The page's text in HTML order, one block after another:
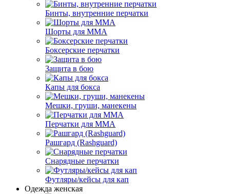
Бинты, внутренние перчатки
Шорты для ММА
Боксерские перчатки
Защита в бою
Капы для бокса
Мешки, груши, манекены
Перчатки для ММА
Рашгард (Rashguard)
Снарядные перчатки
Футляры/кейсы для кап
Одежда женская